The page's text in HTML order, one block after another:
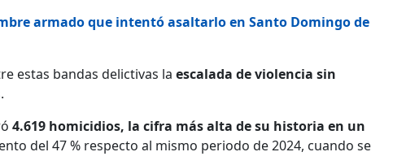
armado que intentó asaltarlo en Santo Domingo de
estas bandas delictivas la escalada de violencia sin
4.619 homicidios, la cifra más alta de su historia en un
del 47 % respecto al mismo periodo de 2024, cuando se